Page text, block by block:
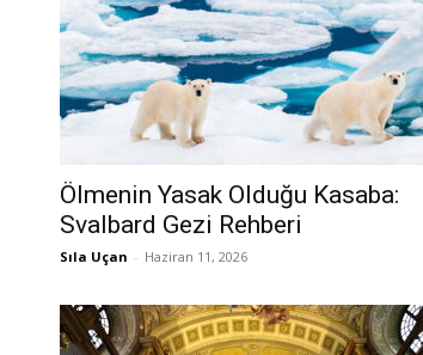
Ölmenin Yasak Olduğu Kasaba:
Svalbard Gezi Rehberi
Sıla Uçan - Haziran 11, 2026